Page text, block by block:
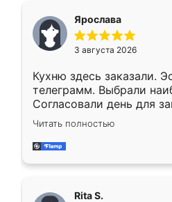
Ярослава
3 августа 2026
Кухню здесь заказали.
телеграмм. Выбрали
Согласовали день для
недели кухня была уже
довольны работой.
мебель за качественную
Читать полностью
Rita S.